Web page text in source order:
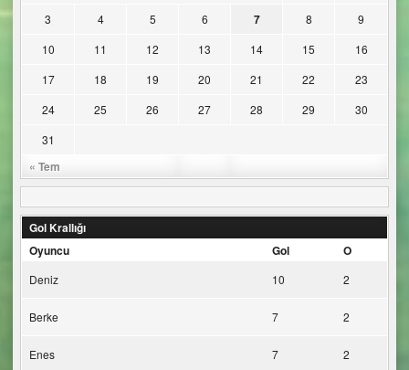
« Tem
3
4 5 6 7 8
9
10
11 12 13 14 15
16
17
18 19 20 21 22
23
24
25 26 27 28 29
30
31
Gol Krallığı
Oyuncu
Gol O
Deniz 10 2
Berke 7 2
Enes 7 2